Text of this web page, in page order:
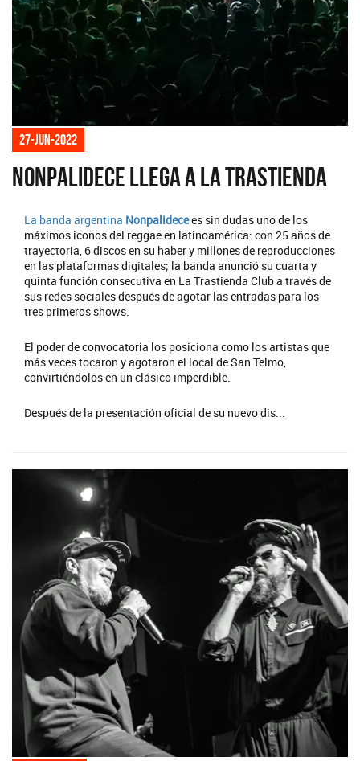
27-jun-2022
Nonpalidece llega a La Trastienda
La banda argentina Nonpalidecees sin dudas uno de los
máximos iconos del reggae en latinoamérica: con 25 años de
trayectoria, 6 discos en su haber y millones de reproducciones
en las plataformas digitales; la banda anunció su cuarta y
quinta función consecutiva en La Trastienda Club a través de
sus redes sociales después de agotar las entradas para los
tres primeros shows.
El poder de convocatoria los posiciona como los artistas que
más veces tocaron y agotaron el local de San Telmo,
convirtiéndolos en un clásico imperdible.
Después de la presentación oficial de su nuevo dis...